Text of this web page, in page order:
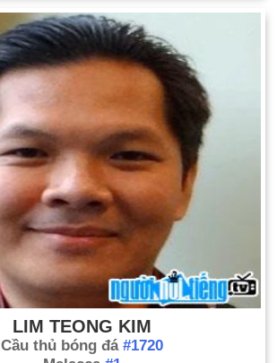
LIM TEONG KIM
Cầu thủ bóng đá #1720